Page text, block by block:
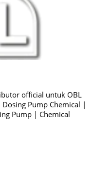
official untuk OBL
Pump Chemical |
Pump | Chemical